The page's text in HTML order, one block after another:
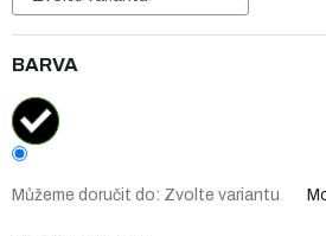
BARVA
Můžeme doručit do: Zvolte variantu